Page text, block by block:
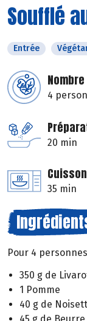
Soufflé
Entrée
4
20 min
Cuisson
35 min
Pour 4 personnes
350 g de
1 Pomme
40 g de